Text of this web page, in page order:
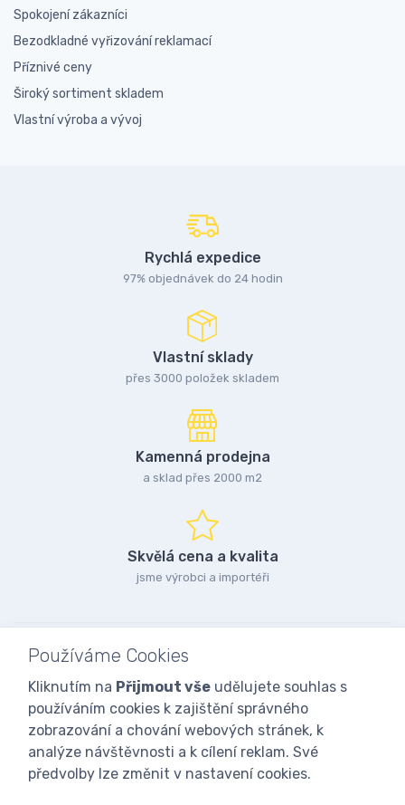
Spokojení zákazníci
Bezodkladné vyřizování reklamací
Příznivé ceny
Široký sortiment skladem
Vlastní výroba a vývoj
Rychlá expedice
97% objednávek do 24 hodin
Vlastní sklady
přes 3000 položek skladem
Kamenná prodejna
a sklad přes 2000 m2
Skvělá cena a kvalita
jsme výrobci a importéři
Používáme Cookies
Kliknutím na Přijmout vše udělujete souhlas s
používáním cookies k zajištění správného
zobrazování a chování webových stránek, k
analýze návštěvnosti a k cílení reklam. Své
předvolby lze změnit v nastavení cookies.